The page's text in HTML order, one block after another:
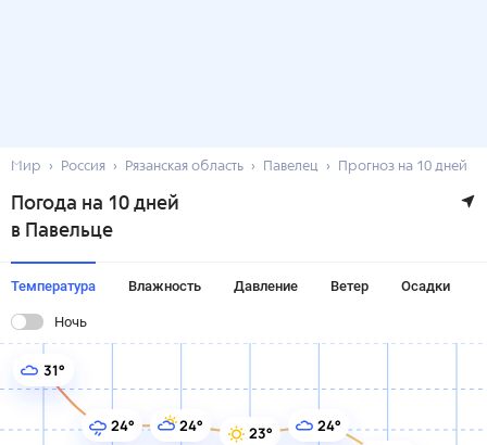
Мир Россия Рязанская область Павелец Прогноз на 10 дней
Погода на 10 дней
в Павельце
Температура Влажность Давление Ветер Осадки
Ночь
31°
24° 24° 23°
24°